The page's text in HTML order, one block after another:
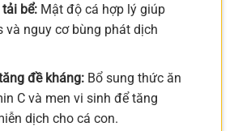
bể:Mật độ cá hợp lý giúp
và nguy cơ bùng phát dịch
đề kháng:Bổ sung thức ăn
C và men vi sinh để tăng
dịch cho cá con.